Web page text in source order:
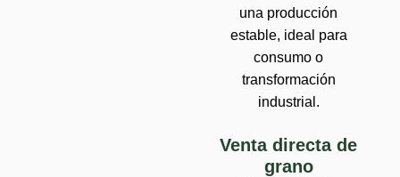
una producción
estable, ideal para
consumo o
transformación
industrial.
Venta directa de
grano